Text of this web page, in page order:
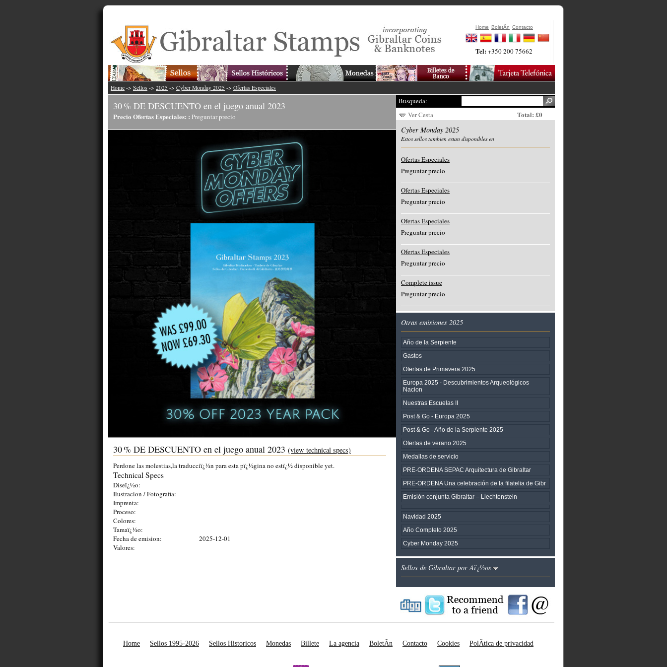
Home BoletÃ­n Contacto
Tel:+350 200 75662
Home -> Sellos -> 2025 -> Cyber Monday 2025 -> Ofertas Especiales
30 % DE DESCUENTO en el juego anual 2023
Precio Ofertas Especiales: : Preguntar precio
30 % DE DESCUENTO en el juego anual 2023 (view technical specs)
Perdone las molestias,la traducciï¿½n para esta pï¿½gina no estï¿½ disponible yet.
Technical Specs
Diseï¿½o:
Ilustracion / Fotografia:
Imprenta:
Proceso:
Colores:
Tamaï¿½o:
Fecha de emision:
2025-12-01
Valores:
Busqueda:
Ver Cesta
Total: £0
Cyber Monday 2025
Estos sellos tambien estan disponibles en
Ofertas Especiales
Preguntar precio
Ofertas Especiales
Preguntar precio
Ofertas Especiales
Preguntar precio
Ofertas Especiales
Preguntar precio
Complete issue
Preguntar precio
Otras emisiones 2025
Año de la Serpiente
Gastos
Ofertas de Primavera 2025
Europa 2025 - Descubrimientos Arqueológicos
Nacion
Nuestras Escuelas II
Post & Go - Europa 2025
Post & Go - Año de la Serpiente 2025
Ofertas de verano 2025
Medallas de servicio
PRE-ORDENA SEPAC Arquitectura de Gibraltar
PRE-ORDENA Una celebración de la filatelia de Gibr
Emisión conjunta Gibraltar – Liechtenstein
Navidad 2025
Año Completo 2025
Cyber Monday 2025
Sellos de Gibraltar por Aï¿½os
Home Sellos 1995-2026 Sellos Historicos Monedas Billete La agencia BoletÃ­n Contacto Cookies PolÃ­tica de privacidad